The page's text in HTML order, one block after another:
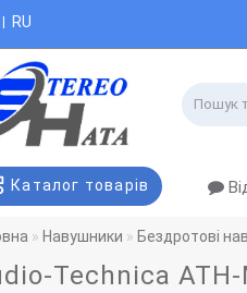
| RU
Каталог товарів
Навушники Бездротові
Technica ATH-